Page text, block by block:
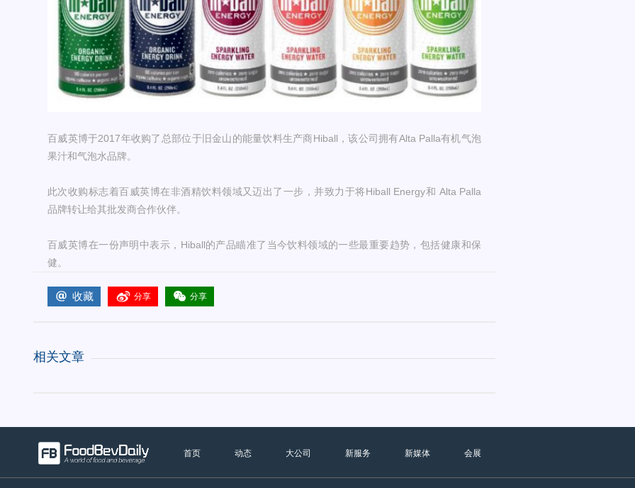
百威英博于2017年收购了总部位于旧金山的能量饮料生产商Hiball，该公司拥有Alta Palla有机气泡
果汁和气泡水品牌。
此次收购标志着百威英博在非酒精饮料领域又迈出了一步，并致力于将Hiball Energy和 Alta Palla
品牌转让给其批发商合作伙伴。
百威英博在一份声明中表示，Hiball的产品瞄准了当今饮料领域的一些最重要趋势，包括健康和保
健。
收藏 分享 分享
相关文章
首页 动态 大公司 新服务 新媒体 会展